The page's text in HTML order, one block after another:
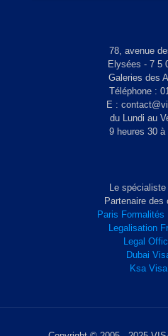
78, avenue
Elysées - 7 5
Galeries des
Téléphone :
E :
du Lundi au
9 heures 30 à
Le
Partenaire des
Paris Formalités
Legalisation
Legal
Dubai
Ksa Visa